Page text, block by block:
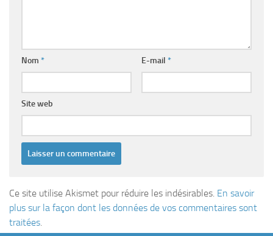
Nom * E-mail *
Site web
Ce site utilise Akismet pour réduire les indésirables. En savoir
plus sur la façon dont les données de vos commentaires sont
traitées.